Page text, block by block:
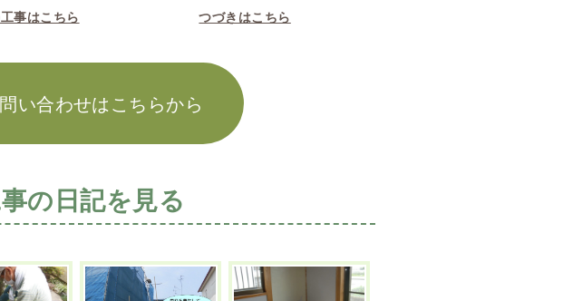
事はこちら つづきはこちら
い合わせはこちらから
の日記を見る